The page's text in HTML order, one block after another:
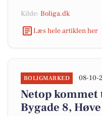
Kilde: Boliga.dk
Læs hele artiklen her
BOLIGMARKED 08-10-
Netop kommet
Bygade 8,